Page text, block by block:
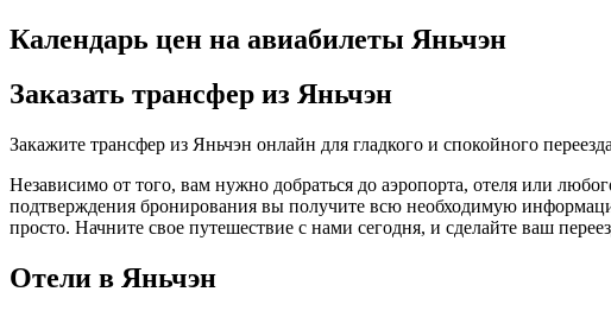
Календарь цен на авиабилеты Яньчэн
Заказать трансфер из Яньчэн
Закажите трансфер из Яньчэн онлайн для гладкого и спокойного
Независимо от того, вам нужно добраться до аэропорта, отеля или
подтверждения бронирования вы получите всю необходимую
просто. Начните свое путешествие с нами сегодня, и сделайте ваш
Отели в Яньчэн